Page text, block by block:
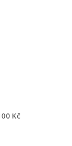
Kč